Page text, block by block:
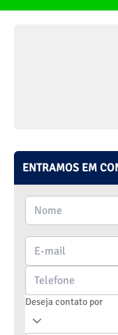
ENTRAMOS EM
Deseja contato por